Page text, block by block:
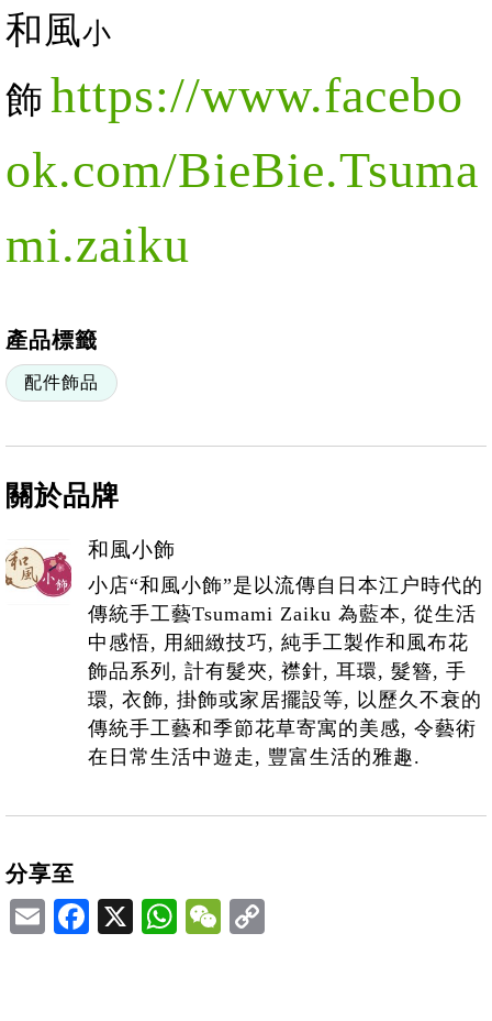
和風小
飾 https://www.facebo
ok.com/BieBie.Tsuma
mi.zaiku
產品標籤
配件飾品
關於品牌
和風小飾
小店“和風小飾”是以流傳自日本江户時代的
傳統手工藝Tsumami Zaiku 為藍本, 從生活
中感悟, 用細緻技巧, 純手工製作和風布花
飾品系列, 計有髮夾, 襟針, 耳環, 髮簪, 手
環, 衣飾, 掛飾或家居擺設等, 以歷久不衰的
傳統手工藝和季節花草寄寓的美感, 令藝術
在日常生活中遊走, 豐富生活的雅趣.
分享至
EmailFacebook
X WhatsApp
WeChat